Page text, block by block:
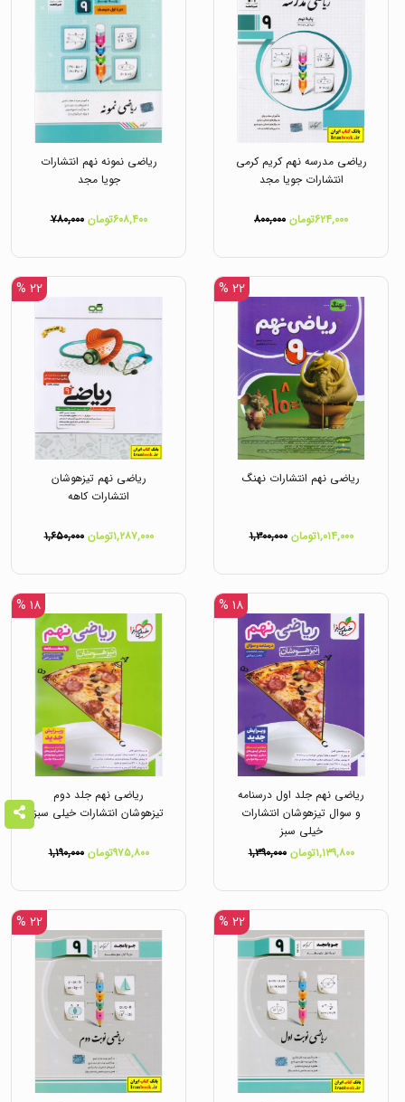
ریاضی مدرسه نهم کریم کرمی
انتشارات جویا مجد
۶۲۴,۰۰۰تومان ۸۰۰,۰۰۰
ریاضی نمونه نهم انتشارات
جویا مجد
۶۰۸,۴۰۰تومان ۷۸۰,۰۰۰
۲۲ %
ریاضی نهم انتشارات نهنگ
۱,۰۱۴,۰۰۰تومان ۱,۳۰۰,۰۰۰
۲۲ %
ریاضی نهم تیزهوشان
انتشارات کاهه
۱,۲۸۷,۰۰۰تومان ۱,۶۵۰,۰۰۰
۱۸ %
ریاضی نهم جلد اول درسنامه
و سوال تیزهوشان انتشارات
خیلی سبز
۱,۱۳۹,۸۰۰تومان
۱,۳۹۰,۰۰۰
۱۸ %
ریاضی نهم جلد دوم
تیزهوشان انتشارات خیلی سبز
۹۷۵,۸۰۰تومان ۱,۱۹۰,۰۰۰
۲۲ % ۲۲ %